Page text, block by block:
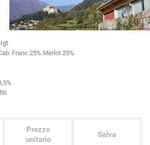
Franc 25% Merlot 25%
Prezzo
unitario
Salva